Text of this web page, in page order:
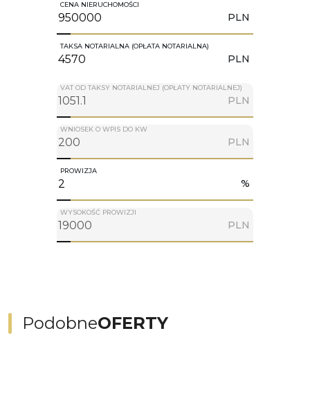
CENA NIERUCHOMOŚCI
PLN
TAKSA NOTARIALNA (OPŁATA NOTARIALNA)
PLN
VAT OD TAKSY NOTARIALNEJ (OPŁATY NOTARIALNEJ)
PLN
WNIOSEK O WPIS DO KW
PLN
PROWIZJA
%
WYSOKOŚĆ PROWIZJI
PLN
PodobneOFERTY